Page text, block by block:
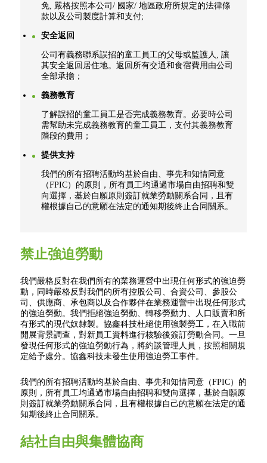
免, 嚴格按照本公司/ 國家/ 地區政府所規定的法律條
款以及公司製度計算和支付;
安全返回
公司有義務聯系誤招的童工員工的父母或監護人, 讓
其安全返回居住地。返回所有交通和食宿費用由公司
全部承擔；
義務教育
了解誤招的童工員工是否完成義務教育。必要時公司
需幫助未完成義務教育的童工員工，支付其義務教育
階段的費用；
提供支持
我們的所有招聘活動均基於自由、事先和知情同意
（FPIC）的原則，所有員工均通過市場自由招聘和雙
向選擇，基於自願原則簽訂就業勞動關系合同，且有
權根據自己的意願在法定的通知期後終止合同關系。
禁止強迫勞動
我們嚴格反對在我們所有的業務運營中出現任何形式的強迫勞
動，同時嚴格反對我們的所有控股公司、合資公司、參股公
司、供應商、承包商以及合作夥伴在業務運營中出現任何形式
的強迫勞動。我們拒絕強迫勞動、轉移勞動力、人口販賣和所
有形式的現代奴隸製。協鑫科技杜絕使用強製勞工，在入職前
開展背景調查，對新員工資料進行核驗後簽訂勞動合同。一旦
發現任何形式的強迫勞動行為，將約談管理人員，按照相關規
定給予處分。協鑫科技未發生使用強迫勞工事件。
我們的所有招聘活動均基於自由、事先和知情同意（FPIC）的
原則，所有員工均通過市場自由招聘和雙向選擇，基於自願原
則簽訂就業勞動關系合同，且有權根據自己的意願在法定的通
知期後終止合同關系。
結社自由與集體協商